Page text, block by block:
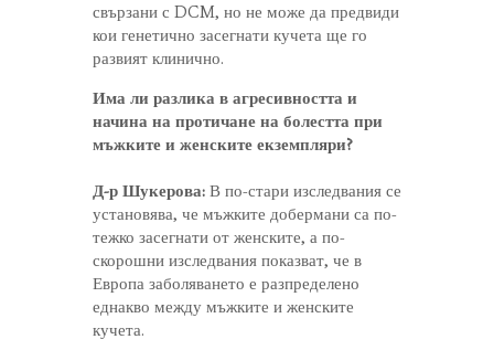
свързани с DCM, но не може да предвиди
кои генетично засегнати кучета ще го
развият клинично.
Има ли разлика в агресивността и
начина на протичане на болестта при
мъжките и женските екземпляри?
Д-р Шукерова: В по-стари изследвания се
установява, че мъжките добермани са по-
тежко засегнати от женските, а по-
скорошни изследвания показват, че в
Европа заболяването е разпределено
еднакво между мъжките и женските
кучета.